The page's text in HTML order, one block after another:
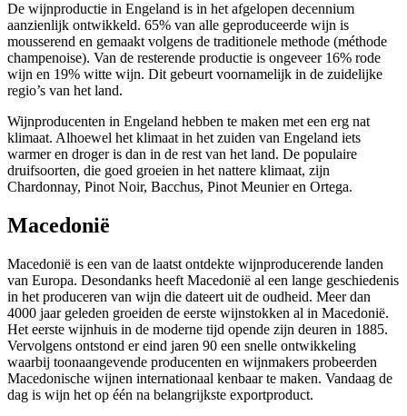
De wijnproductie in Engeland is in het afgelopen decennium
aanzienlijk ontwikkeld. 65% van alle geproduceerde wijn is
mousserend en gemaakt volgens de traditionele methode (méthode
champenoise). Van de resterende productie is ongeveer 16% rode
wijn en 19% witte wijn. Dit gebeurt voornamelijk in de zuidelijke
regio’s van het land.
Wijnproducenten in Engeland hebben te maken met een erg nat
klimaat. Alhoewel het klimaat in het zuiden van Engeland iets
warmer en droger is dan in de rest van het land. De populaire
druifsoorten, die goed groeien in het nattere klimaat, zijn
Chardonnay, Pinot Noir, Bacchus, Pinot Meunier en Ortega.
Macedonië
Macedonië is een van de laatst ontdekte wijnproducerende landen
van Europa. Desondanks heeft Macedonië al een lange geschiedenis
in het produceren van wijn die dateert uit de oudheid. Meer dan
4000 jaar geleden groeiden de eerste wijnstokken al in Macedonië.
Het eerste wijnhuis in de moderne tijd opende zijn deuren in 1885.
Vervolgens ontstond er eind jaren 90 een snelle ontwikkeling
waarbij toonaangevende producenten en wijnmakers probeerden
Macedonische wijnen internationaal kenbaar te maken. Vandaag de
dag is wijn het op één na belangrijkste exportproduct.